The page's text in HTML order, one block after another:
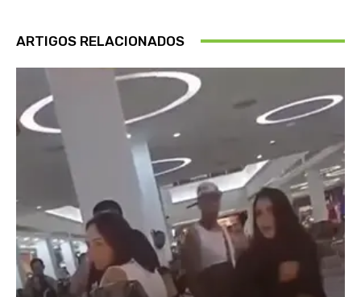
ARTIGOS RELACIONADOS